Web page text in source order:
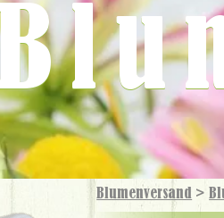
Blumenversand >